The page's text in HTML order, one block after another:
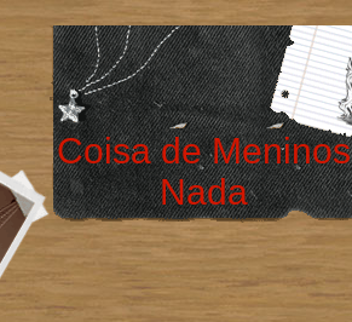
Coisa de Meninos
Nada